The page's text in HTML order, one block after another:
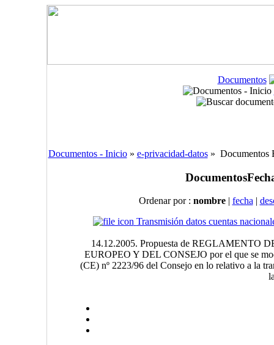
Documentos
Documentos - Inicio» e-privacidad-datos» Documentos
Documentos
Ordenar por : nombre | fecha |
Transmisión datos cuentas
14.12.2005. Propuesta de REGLAMENTO
EUROPEO Y DEL CONSEJO por el que se
(CE) nº 2223/96 del Consejo en lo relativo a la